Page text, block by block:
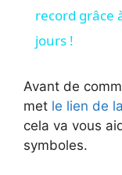
record grâce
jours !
Avant de
met le lien de
cela va vous
symboles.